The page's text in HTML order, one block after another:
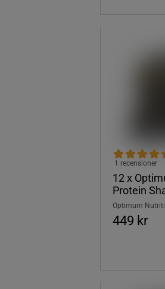
12 x
Protein
1 recensioner
Optimum
449 kr